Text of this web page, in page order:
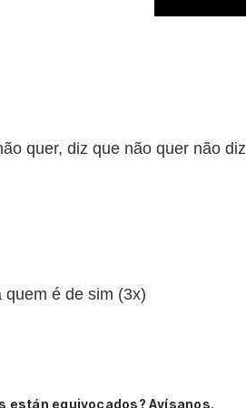
quer, diz que não quer não diz
é de sim (3x)
están equivocados? Avísanos.